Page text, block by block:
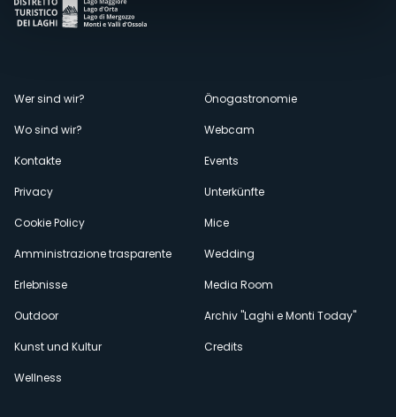
Menù
secondario
Wer sind wir?
Wo sind wir?
Kontakte
Privacy
Cookie Policy
Amministrazione trasparente
Erlebnisse
Outdoor
Kunst und Kultur
Wellness
Önogastronomie
Webcam
Events
Unterkünfte
Mice
Wedding
Media Room
Archiv "Laghi e Monti Today"
Credits